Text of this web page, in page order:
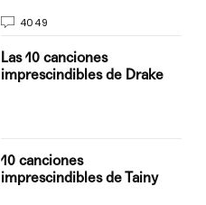
4049
Las 10 canciones
imprescindibles de Drake
10 canciones
imprescindibles de Tainy